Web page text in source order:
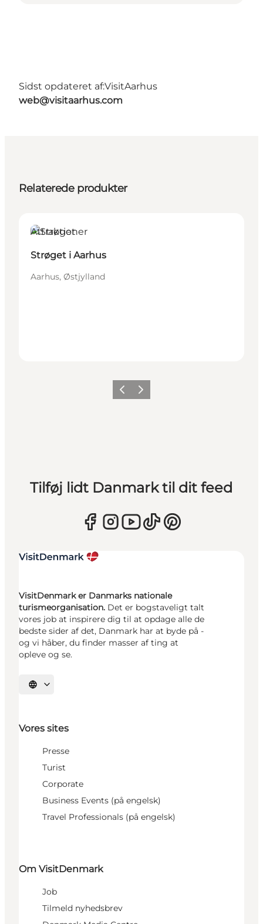
Sidst opdateret af:VisitAarhus
web@visitaarhus.com
Relaterede produkter
Attraktioner
Strøget i Aarhus
Aarhus, Østjylland
ForrigeNæste
Tilføj lidt Danmark til dit feed
VisitDenmark er Danmarks nationale
turismeorganisation. Det er bogstaveligt talt
vores job at inspirere dig til at opdage alle de
bedste sider af det, Danmark har at byde på -
og vi håber, du finder masser af ting at
opleve og se.
Vælg sprog
Vores sites
Presse
Turist
Corporate
Business Events (på engelsk)
Travel Professionals (på engelsk)
Om VisitDenmark
Job
Tilmeld nyhedsbrev